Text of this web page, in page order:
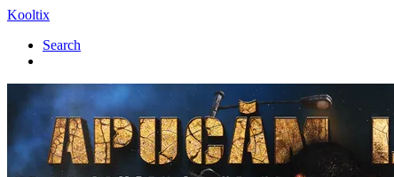
Kooltix
Search